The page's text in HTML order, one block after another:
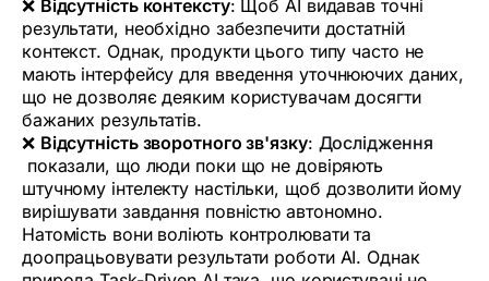
❌ Відсутність контексту: Щоб AI видавав точні
результати, необхідно забезпечити достатній
контекст. Однак, продукти цього типу часто не
мають інтерфейсу для введення уточнюючих даних,
що не дозволяє деяким користувачам досягти
бажаних результатів.
❌ Відсутність зворотного зв'язку: Дослідження
показали, що люди поки що не довіряють
штучному інтелекту настільки, щоб дозволити йому
вирішувати завдання повністю автономно.
Натомість вони воліють контролювати та
доопрацьовувати результати роботи AI. Однак